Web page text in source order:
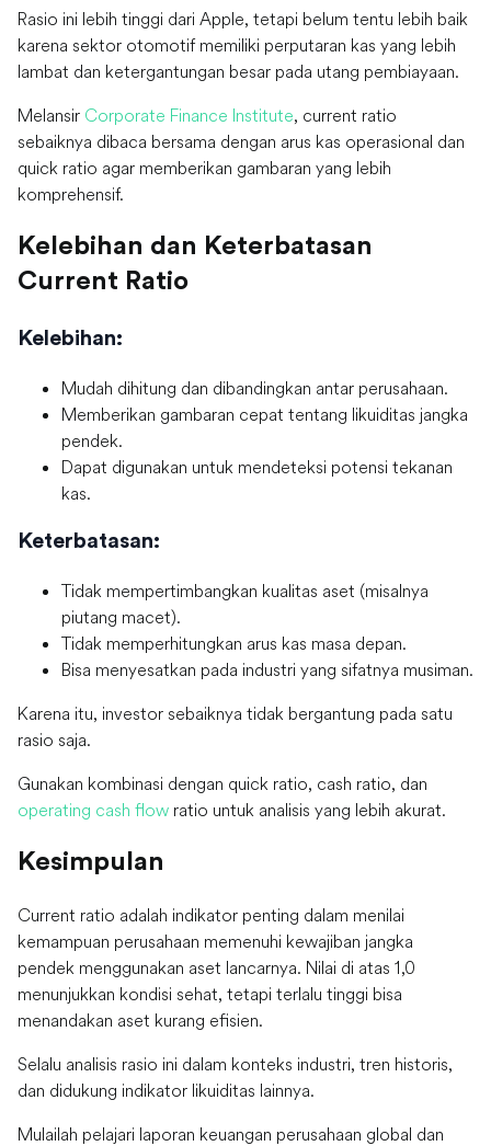
Rasio ini lebih tinggi dari Apple, tetapi belum tentu lebih baik
karena sektor otomotif memiliki perputaran kas yang lebih
lambat dan ketergantungan besar pada utang pembiayaan.
Melansir Corporate Finance Institute, current ratio
sebaiknya dibaca bersama dengan arus kas operasional dan
quick ratio agar memberikan gambaran yang lebih
komprehensif.
Kelebihan dan Keterbatasan
Current Ratio
Kelebihan:
Mudah dihitung dan dibandingkan antar perusahaan.
Memberikan gambaran cepat tentang likuiditas jangka
pendek.
Dapat digunakan untuk mendeteksi potensi tekanan
kas.
Keterbatasan:
Tidak mempertimbangkan kualitas aset (misalnya
piutang macet).
Tidak memperhitungkan arus kas masa depan.
Bisa menyesatkan pada industri yang sifatnya musiman.
Karena itu, investor sebaiknya tidak bergantung pada satu
rasio saja.
Gunakan kombinasi dengan quick ratio, cash ratio, dan
operating cash flow ratio untuk analisis yang lebih akurat.
Kesimpulan
Current ratio adalah indikator penting dalam menilai
kemampuan perusahaan memenuhi kewajiban jangka
pendek menggunakan aset lancarnya. Nilai di atas 1,0
menunjukkan kondisi sehat, tetapi terlalu tinggi bisa
menandakan aset kurang efisien.
Selalu analisis rasio ini dalam konteks industri, tren historis,
dan didukung indikator likuiditas lainnya.
Mulailah pelajari laporan keuangan perusahaan global dan